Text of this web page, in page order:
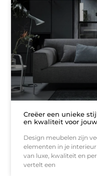
Creëer een unieke
en kwaliteit voor
Design meubelen zijn
elementen in je
van luxe, kwaliteit en
vertelt een